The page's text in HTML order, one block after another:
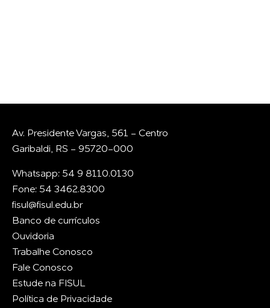
Av. Presidente Vargas, 561 - Centro
Garibaldi, RS - 95720-000
Whatsapp: 54 9 8110.0130
Fone: 54 3462.8300
fisul@fisul.edu.br
Banco de currículos
Ouvidoria
Trabalhe Conosco
Fale Conosco
Estude na FISUL
Política de Privacidade